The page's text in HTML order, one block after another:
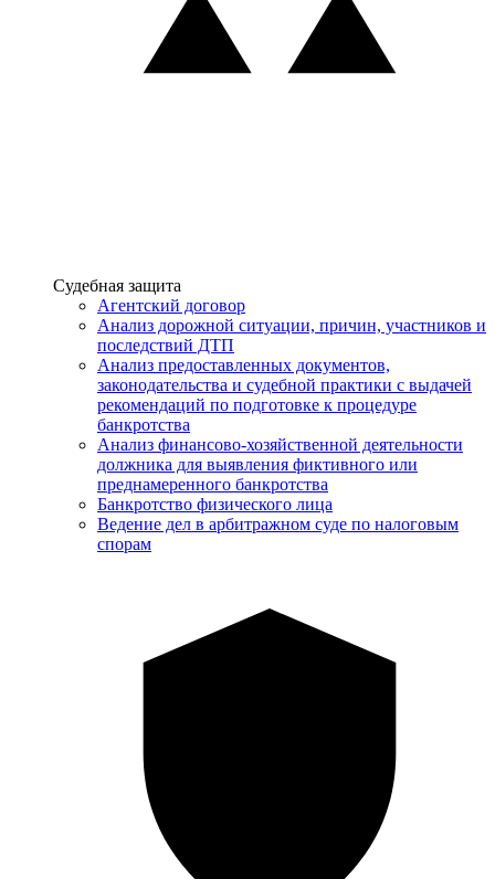
Услуги
Судебная защита
Агентский договор
Анализ дорожной ситуации, причин, участников и
последствий ДТП
Анализ предоставленных документов,
законодательства и судебной практики с выдачей
рекомендаций по подготовке к процедуре
банкротства
Анализ финансово-хозяйственной деятельности
должника для выявления фиктивного или
преднамеренного банкротства
Банкротство физического лица
Ведение дел в арбитражном суде по налоговым
спорам